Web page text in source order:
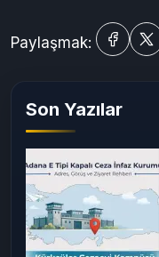
Paylaşmak:
Son Yazılar